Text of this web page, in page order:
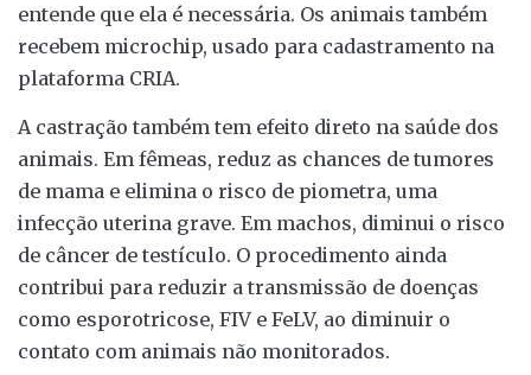
entende que ela é necessária. Os animais também
recebem microchip, usado para cadastramento na
plataforma CRIA.
A castração também tem efeito direto na saúde dos
animais. Em fêmeas, reduz as chances de tumores
de mama e elimina o risco de piometra, uma
infecção uterina grave. Em machos, diminui o risco
de câncer de testículo. O procedimento ainda
contribui para reduzir a transmissão de doenças
como esporotricose, FIV e FeLV, ao diminuir o
contato com animais não monitorados.